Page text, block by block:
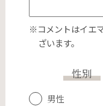
※コメントはイエ
ざいます。
性別
男性